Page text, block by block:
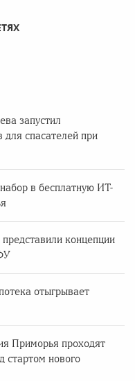
запустил
для спасателей при
в бесплатную ИТ-
концепции
отыгрывает
Приморья проходят
стартом нового